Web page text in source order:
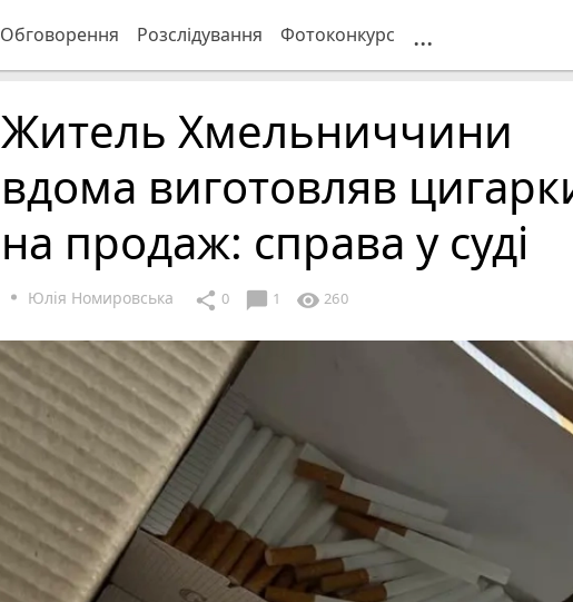
Обговорення Розслідування Фотоконкурс ...
Житель Хмельниччини
вдома виготовляв
на продаж: справа у суді
Юлія Номировська share 0 chat_bubble 1 visibility 260